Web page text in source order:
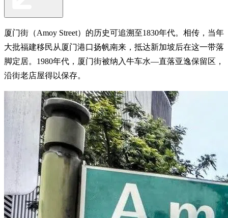
厦门街（Amoy Street）的历史可追溯至1830年代。相传，当年
大批福建移民从厦门港口扬帆南来，抵达新加坡后在这一带落
脚定居。1980年代，厦门街被纳入牛车水—直落亚逸保留区，
沿街老店屋得以保存。